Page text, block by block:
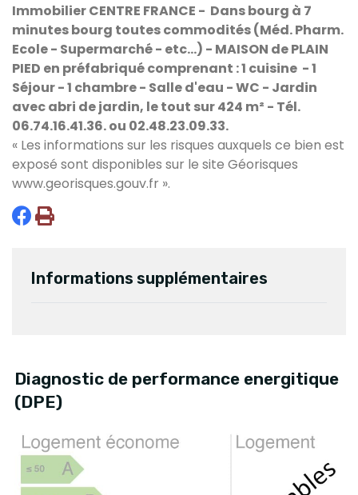
Immobilier CENTRE FRANCE - Dans bourg à 7
minutes bourg toutes commodités (Méd. Pharm.
Ecole - Supermarché - etc...) - MAISON de PLAIN
PIED en préfabriqué comprenant : 1 cuisine - 1
Séjour - 1 chambre - Salle d'eau - WC - Jardin
avec abri de jardin, le tout sur 424 m² - Tél.
06.74.16.41.36. ou 02.48.23.09.33.
« Les informations sur les risques auxquels ce bien est
exposé sont disponibles sur le site Géorisques
www.georisques.gouv.fr ».
Informations supplémentaires
Diagnostic de performance energitique
(DPE)